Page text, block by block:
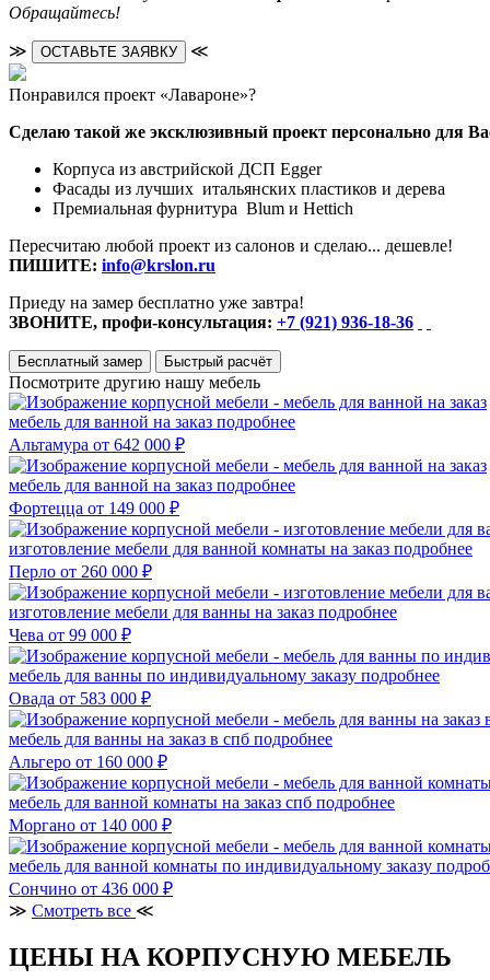
Обращайтесь!
≫ ОСТАВЬТЕ ЗАЯВКУ ≪
Понравился проект «Лавароне»?
Сделаю такой же эксклюзивный проект персонально для
Корпуса из австрийской ДСП Egger
Фасады из лучших итальянских пластиков и дерева
Премиальная фурнитура Blum и Hettich
Пересчитаю любой проект из салонов и сделаю... дешевле!
ПИШИТЕ: info@krslon.ru
Приеду на замер бесплатно уже завтра!
ЗВОНИТЕ, профи-консультация: +7 (921) 936-18-36
Бесплатный замер Быстрый расчёт
Посмотрите другию нашу мебель
мебель для ванной на заказ подробнее
Альтамура от 642 000 ₽
мебель для ванной на заказ подробнее
Фортецца от 149 000 ₽
изготовление мебели для ванной комнаты на заказ подробнее
Перло от 260 000 ₽
изготовление мебели для ванны на заказ подробнее
Чева от 99 000 ₽
мебель для ванны по индивидуальному заказу подробнее
Овада от 583 000 ₽
мебель для ванны на заказ в спб подробнее
Альгеро от 160 000 ₽
мебель для ванной комнаты на заказ спб подробнее
Моргано от 140 000 ₽
мебель для ванной комнаты по индивидуальному заказу
Сончино от 436 000 ₽
≫ Смотреть все ≪
ЦЕНЫ НА КОРПУСНУЮ МЕБЕЛЬ